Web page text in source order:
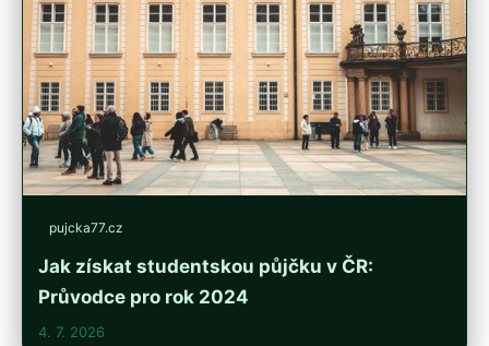
pujcka77.cz
Jak získat studentskou půjčku v ČR:
Průvodce pro rok 2024
4. 7. 2026